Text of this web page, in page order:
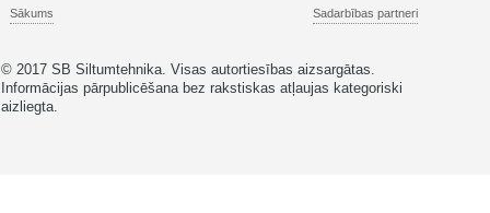
Sākums Sadarbības partneri
© 2017 SB Siltumtehnika. Visas autortiesības aizsargātas.
Informācijas pārpublicēšana bez rakstiskas atļaujas kategoriski
aizliegta.